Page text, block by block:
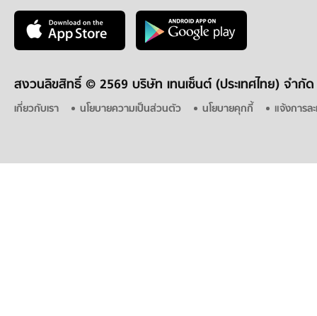
สงวนลิขสิทธิ์ © 2569 บริษัท เทนเซ็นต์ (ประเทศไทย) จำกัด
เกี่ยวกับเรา นโยบายความเป็นส่วนตัว นโยบายคุกกี้ แจ้งการล